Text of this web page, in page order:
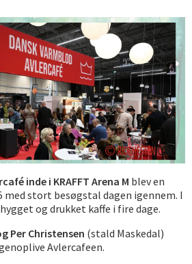
inde i KRAFFT Arena M blev en
med stort besøgstal dagen igennem. I
og drukket kaffe i fire dage.
Per Christensen (stald Maskedal)
Avlercafeen.